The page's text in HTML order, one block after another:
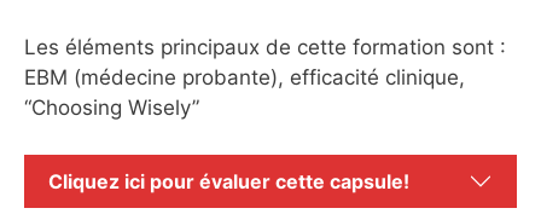
Les éléments principaux de cette formation sont :
EBM (médecine probante), efficacité clinique,
“Choosing Wisely”
Cliquez ici pour évaluer cette capsule!